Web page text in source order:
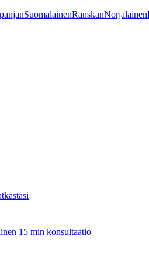
SuomalainenRanskanNorjalainen
15 min konsultaatio